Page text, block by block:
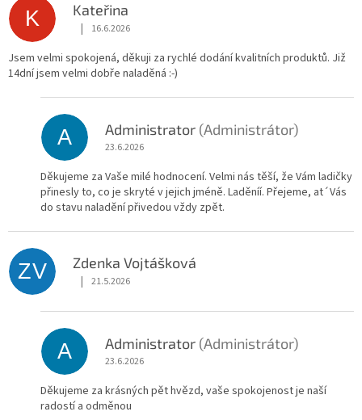
K Kateřina
Hodnocení obchodu je 5 z 5 hvězdiček.
| 16.6.2026
Jsem velmi spokojená, děkuji za rychlé dodání kvalitních produktů. Již
14dní jsem velmi dobře naladěná :-)
A Administrator (Administrátor)
23.6.2026
Děkujeme za Vaše milé hodnocení. Velmi nás těší, že Vám ladičky
přinesly to, co je skryté v jejich jméně. Laděníí. Přejeme, at´Vás
do stavu naladění přivedou vždy zpět.
ZV Zdenka Vojtášková
Hodnocení obchodu je 4 z 5 hvězdiček.
| 21.5.2026
A Administrator (Administrátor)
23.6.2026
Děkujeme za krásných pět hvězd, vaše spokojenost je naší
radostí a odměnou